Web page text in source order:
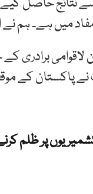
میں ہے۔ ہم
لاقوامی برادری
پاکستان کے
پر ظلم